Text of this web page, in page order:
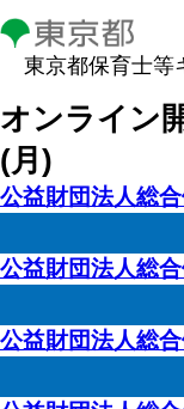
東京都保育士等
オンライン
(月)
公益財団法人総
公益財団法人総
公益財団法人総